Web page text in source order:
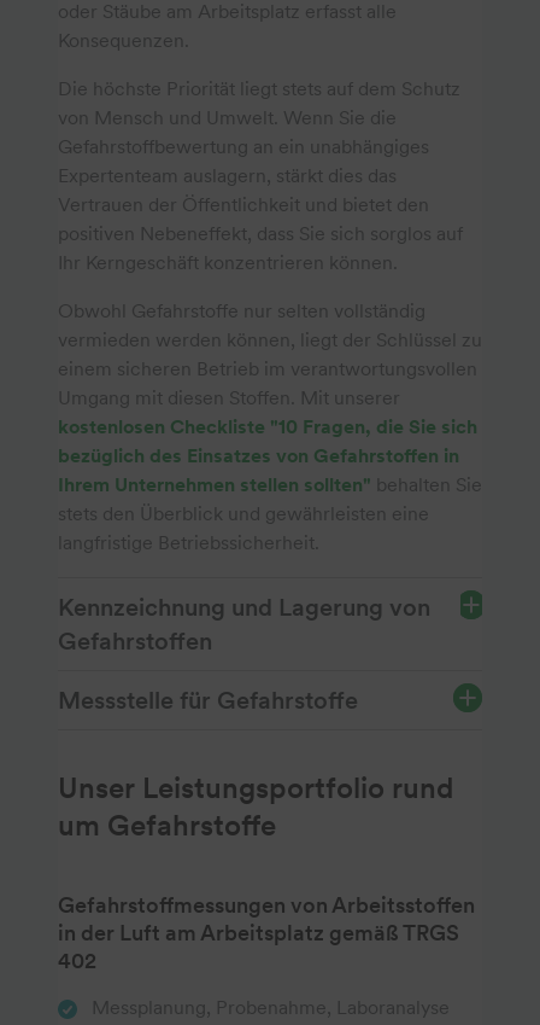
oder Stäube am Arbeitsplatz erfasst alle
Konsequenzen.
Die höchste Priorität liegt stets auf dem Schutz
von Mensch und Umwelt. Wenn Sie die
Gefahrstoffbewertung an ein unabhängiges
Expertenteam auslagern, stärkt dies das
Vertrauen der Öffentlichkeit und bietet den
positiven Nebeneffekt, dass Sie sich sorglos auf
Ihr Kerngeschäft konzentrieren können.
Obwohl Gefahrstoffe nur selten vollständig
vermieden werden können, liegt der Schlüssel zu
einem sicheren Betrieb im verantwortungsvollen
Umgang mit diesen Stoffen. Mit unserer
kostenlosen Checkliste "10 Fragen, die Sie sich
bezüglich des Einsatzes von Gefahrstoffen in
Ihrem Unternehmen stellen sollten" behalten Sie
stets den Überblick und gewährleisten eine
langfristige Betriebssicherheit.
Kennzeichnung und Lagerung von
Gefahrstoffen
Messstelle für Gefahrstoffe
Unser Leistungsportfolio rund
um Gefahrstoffe
Gefahrstoffmessungen von Arbeitsstoffen
in der Luft am Arbeitsplatz gemäß TRGS
402
Messplanung, Probenahme, Laboranalyse